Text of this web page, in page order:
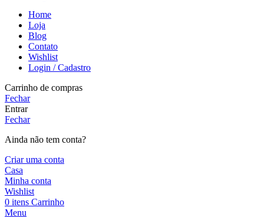
Home
Loja
Blog
Contato
Wishlist
Login / Cadastro
Carrinho de compras
Fechar
Entrar
Fechar
Ainda não tem conta?
Criar uma conta
Casa
Minha conta
Wishlist
0 itens Carrinho
Menu